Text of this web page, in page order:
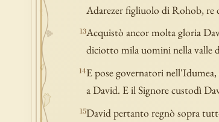
Adarezer figliuolo di Rohob, re
13Acquistò ancor molta gloria
diciotto mila uomini nella valle
14E pose governatori
a David. E il Signore custodì
15David pertanto regnò sopra